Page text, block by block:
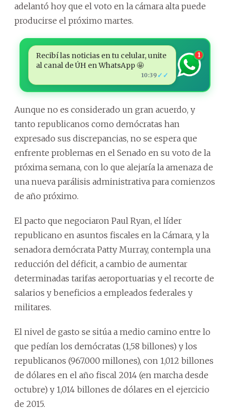
adelantó hoy que el voto en la cámara alta puede
producirse el próximo martes.
Recibí las noticias en tu celular, unite
al canal de ÚH en WhatsApp 🤩
10:39 ✓✓
1
Aunque no es considerado un gran acuerdo, y
tanto republicanos como demócratas han
expresado sus discrepancias, no se espera que
enfrente problemas en el Senado en su voto de la
próxima semana, con lo que alejaría la amenaza de
una nueva parálisis administrativa para comienzos
de año próximo.
El pacto que negociaron Paul Ryan, el líder
republicano en asuntos fiscales en la Cámara, y la
senadora demócrata Patty Murray, contempla una
reducción del déficit, a cambio de aumentar
determinadas tarifas aeroportuarias y el recorte de
salarios y beneficios a empleados federales y
militares.
El nivel de gasto se sitúa a medio camino entre lo
que pedían los demócratas (1,58 billones) y los
republicanos (967.000 millones), con 1,012 billones
de dólares en el año fiscal 2014 (en marcha desde
octubre) y 1,014 billones de dólares en el ejercicio
de 2015.